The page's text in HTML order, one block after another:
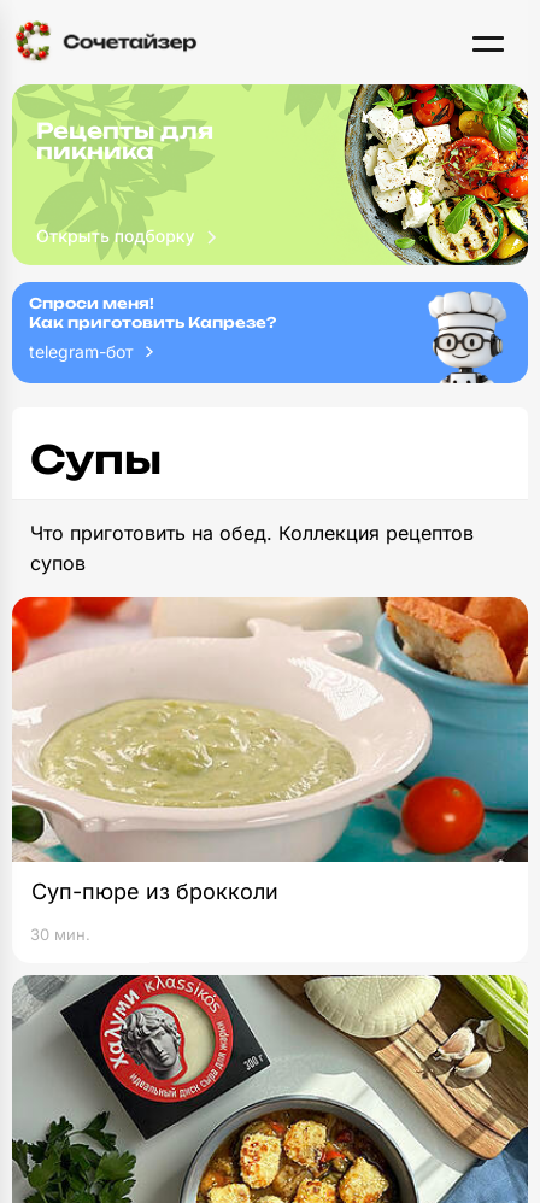
Рецепты для
пикника
Спроси меня!
Как приготовить Капрезе?
telegram-бот
Супы
Что приготовить на обед. Коллекция рецептов
супов
Суп-пюре из брокколи
30 мин.